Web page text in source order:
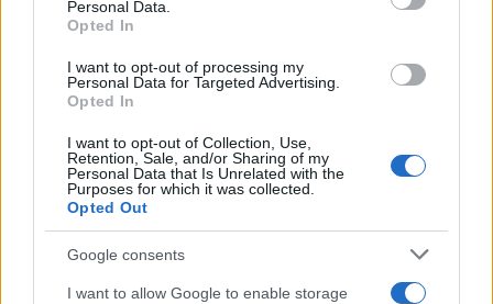
Personal Data.
Opted In
I want to opt-out of processing my
Personal Data for Targeted Advertising.
Opted In
I want to opt-out of Collection, Use,
Retention, Sale, and/or Sharing of my
Personal Data that Is Unrelated with the
Purposes for which it was collected.
Opted Out
Google consents
I want to allow Google to enable storage
Στον εισαγγελέα ο πιλότος του
ελικόπτερου που «πάρκαρε» στο
Σαρακήνικο για βουτιές
10.08.2026